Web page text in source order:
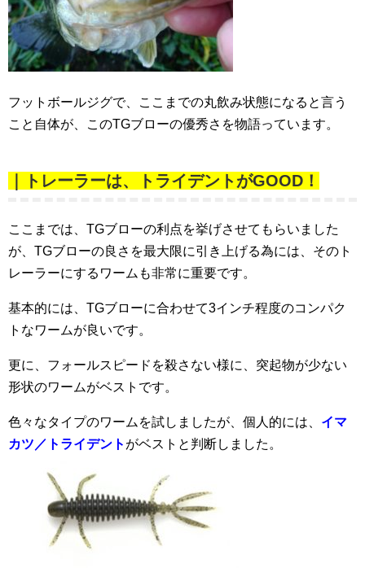
フットボールジグで、ここまでの丸飲み状態になると言う
こと自体が、このTGブローの優秀さを物語っています。
｜トレーラーは、トライデントがGOOD！
ここまでは、TGブローの利点を挙げさせてもらいました
が、TGブローの良さを最大限に引き上げる為には、そのト
レーラーにするワームも非常に重要です。
基本的には、TGブローに合わせて3インチ程度のコンパク
トなワームが良いです。
更に、フォールスピードを殺さない様に、突起物が少ない
形状のワームがベストです。
色々なタイプのワームを試しましたが、個人的には、 イマ
カツ／トライデント がベストと判断しました。